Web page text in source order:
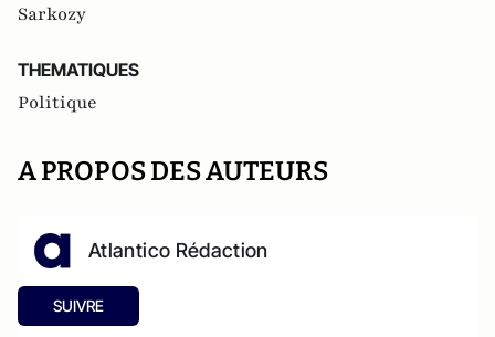
Sarkozy
THEMATIQUES
Politique
A PROPOS DES AUTEURS
Atlantico Rédaction
SUIVRE